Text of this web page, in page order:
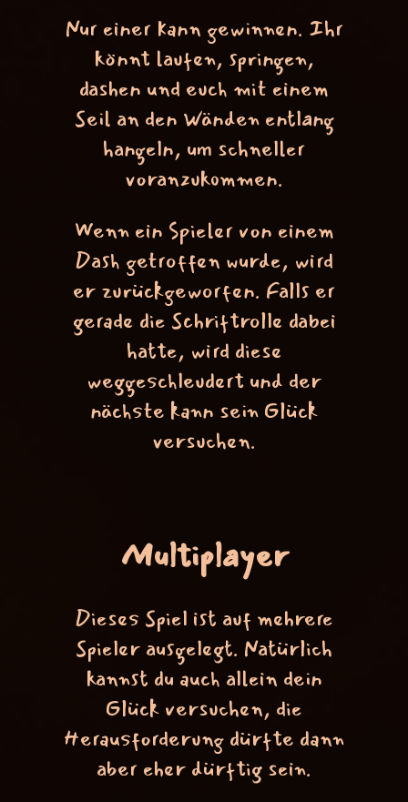
Nur einer kann gewinnen. Ihr
könnt laufen, springen,
dashen und euch mit einem
Seil an den Wänden entlang
hangeln, um schneller
voranzukommen.
Wenn ein Spieler von einem
Dash getroffen wurde, wird
er zurückgeworfen. Falls er
gerade die Schriftrolle dabei
hatte, wird diese
weggeschleudert und der
nächste kann sein Glück
versuchen.
Multiplayer
Dieses Spiel ist auf mehrere
Spieler ausgelegt. Natürlich
kannst du auch allein dein
Glück versuchen, die
Herausforderung dürfte dann
aber eher dürftig sein.